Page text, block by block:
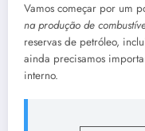
Vamos começar por um
na produção de
reservas de petróleo,
ainda precisamos
interno.